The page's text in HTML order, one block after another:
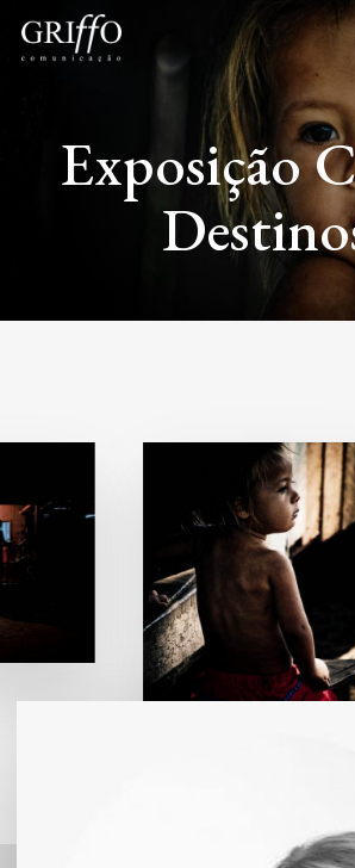
main
Exposição